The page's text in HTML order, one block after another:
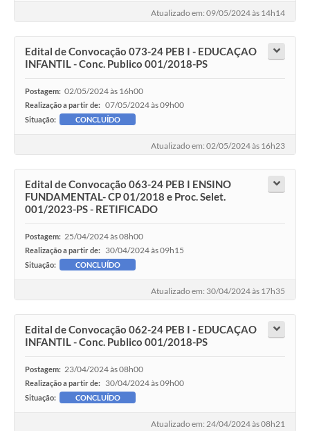
Transparência
Atualizado em: 09/05/2024 às 14h14
Edital de Convocação 073-24 PEB I - EDUCAÇAO
INFANTIL - Conc. Publico 001/2018-PS
Postagem: 02/05/2024 às 16h00
Realização a partir de: 07/05/2024 às 09h00
Situação: CONCLUÍDO
Atualizado em: 02/05/2024 às 16h23
Edital de Convocação 063-24 PEB I ENSINO
FUNDAMENTAL- CP 01/2018 e Proc. Selet.
001/2023-PS - RETIFICADO
Postagem: 25/04/2024 às 08h00
Realização a partir de: 30/04/2024 às 09h15
Situação: CONCLUÍDO
Atualizado em: 30/04/2024 às 17h35
Edital de Convocação 062-24 PEB I - EDUCAÇAO
INFANTIL - Conc. Publico 001/2018-PS
Postagem: 23/04/2024 às 08h00
Realização a partir de: 30/04/2024 às 09h00
Situação: CONCLUÍDO
Atualizado em: 24/04/2024 às 08h21